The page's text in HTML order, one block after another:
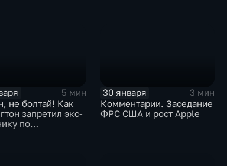
5 мин
не болтай! Как
запретил экс-
по
30 января
3 мин
Комментарии. Заседание
ФРС США и рост Apple